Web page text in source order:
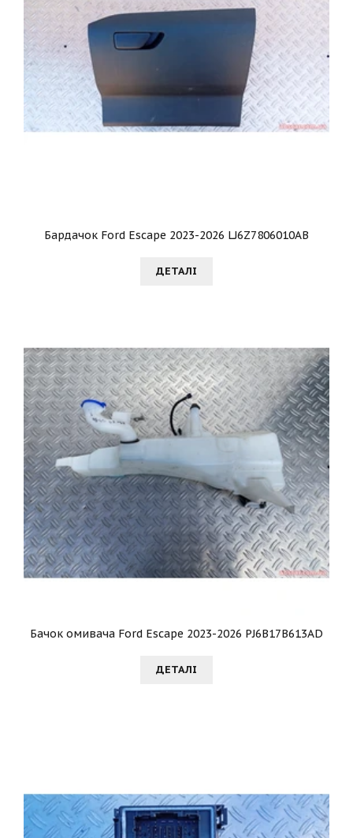
Бардачок Ford Escape 2023-2026 LJ6Z7806010AB
ДЕТАЛI
Бачок омивача Ford Escape 2023-2026 PJ6B17B613AD
ДЕТАЛI